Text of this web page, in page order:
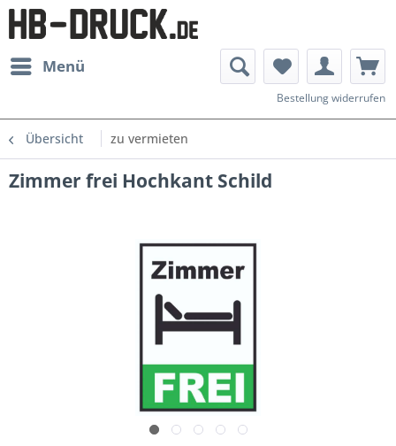
Menü
Bestellung widerrufen
Übersicht zu vermieten
Zimmer frei Hochkant Schild